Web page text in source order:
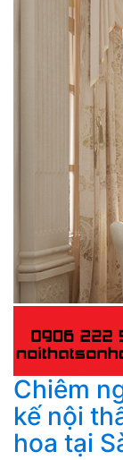
Chiêm
kế nội
hoa tại